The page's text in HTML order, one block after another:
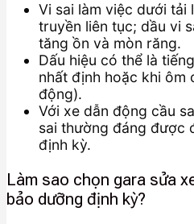
Vi sai làm việc dưới tải
truyền liên tục; dầu vi
tăng ồn và mòn răng.
Dấu hiệu có thể là
nhất định hoặc khi ôm
động).
Với xe dẫn động cầu
sai thường đáng được
định kỳ.
Làm sao chọn gara sửa
bảo dưỡng định kỳ?